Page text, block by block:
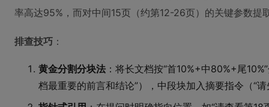
率高达95%，而对中间15页（约第12-26页）的关键参数提
排查技巧 ：
黄金分割分块法 ：将长文档按“首10%+中80%+尾
档最重要的前言和结论”），中段块加入摘要指令（“